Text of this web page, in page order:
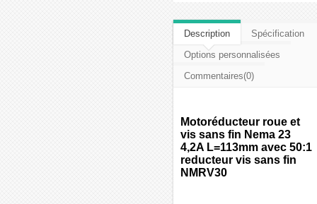
Description
Spécification
Options personnalisées
Commentaires(0)
Motoréducteur roue et
vis sans fin Nema 23
4,2A L=113mm avec 50:1
reducteur vis sans fin
NMRV30